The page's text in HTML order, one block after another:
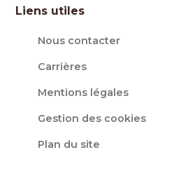
Liens utiles
Nous contacter
Carrières
Mentions légales
Gestion des cookies
Plan du site